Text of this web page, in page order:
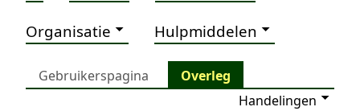
Organisatie Hulpmiddelen
Gebruikerspagina
Overleg
Handelingen